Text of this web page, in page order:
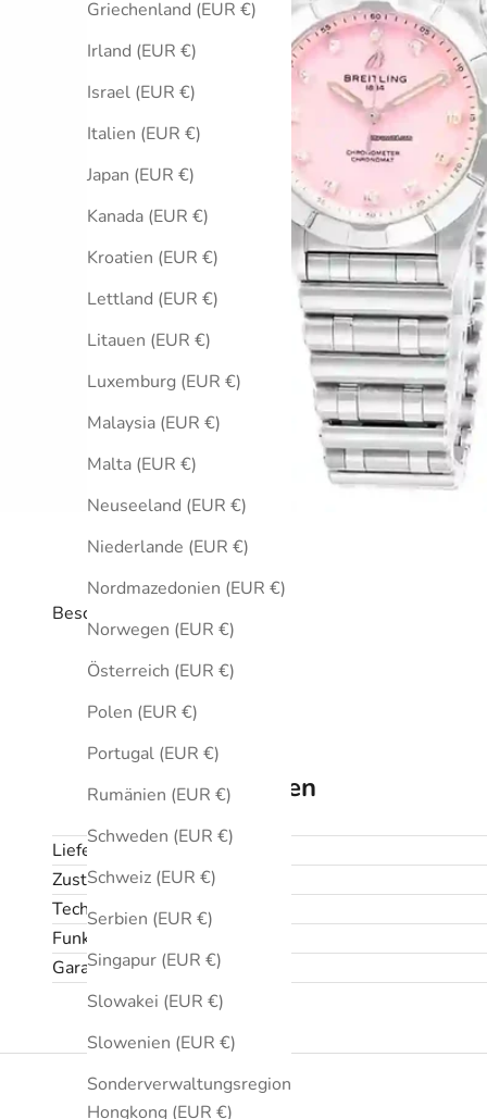
Griechenland (EUR €)
Irland (EUR €)
Israel (EUR €)
Italien (EUR €)
Japan (EUR €)
Kanada (EUR €)
Kroatien (EUR €)
Lettland (EUR €)
Litauen (EUR €)
Luxemburg (EUR €)
Malaysia (EUR €)
Malta (EUR €)
Neuseeland (EUR €)
Niederlande (EUR €)
Nordmazedonien (EUR €)
Norwegen (EUR €)
Österreich (EUR €)
Polen (EUR €)
Portugal (EUR €)
Rumänien (EUR €)
Schweden (EUR €)
Schweiz (EUR €)
Serbien (EUR €)
Singapur (EUR €)
Slowakei (EUR €)
Slowenien (EUR €)
Sonderverwaltungsregion
Hongkong (EUR €)
Beschreibung
Technische Daten
Lieferumfang
Zustand
Technische Daten
Funktionen
Garantie und Rückgabe